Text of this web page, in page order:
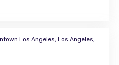
Los Angeles, Los Angeles,